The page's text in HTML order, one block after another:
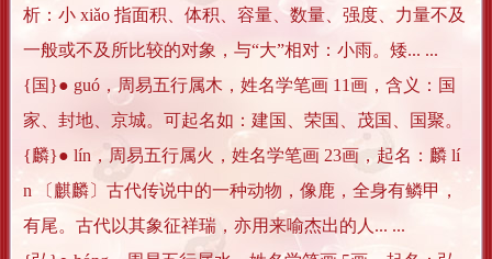
析：小 xiǎo 指面积、体积、容量、数量、强度、力量不及
一般或不及所比较的对象，与“大”相对：小雨。矮... ...
{国}● guó，周易五行属木，姓名学笔画 11画，含义：国
家、封地、京城。可起名如：建国、荣国、茂国、国聚。
{麟}● lín，周易五行属火，姓名学笔画 23画，起名：麟 lí
n 〔麒麟〕古代传说中的一种动物，像鹿，全身有鳞甲，
有尾。古代以其象征祥瑞，亦用来喻杰出的人... ...